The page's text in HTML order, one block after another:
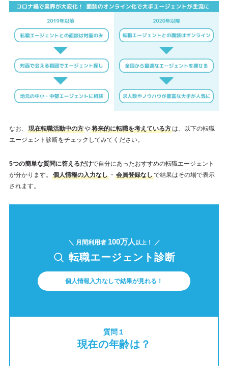
なお、 現在転職活動中の方や将来的に転職を考えている方は、以下の転職
エージェント診断をチェックしてみてください。
5つの簡単な質問に答えるだけで自分にあったおすすめの転職エージェント
が分かります。
個人情報の入力なし・ 会員登録なしで結果はその場で表示
されます。
＼ 月間利用者 100万人 以上！ ／
転職エージェント診断
個人情報入力なしで結果が見れる！
質問１
現在の年齢は？